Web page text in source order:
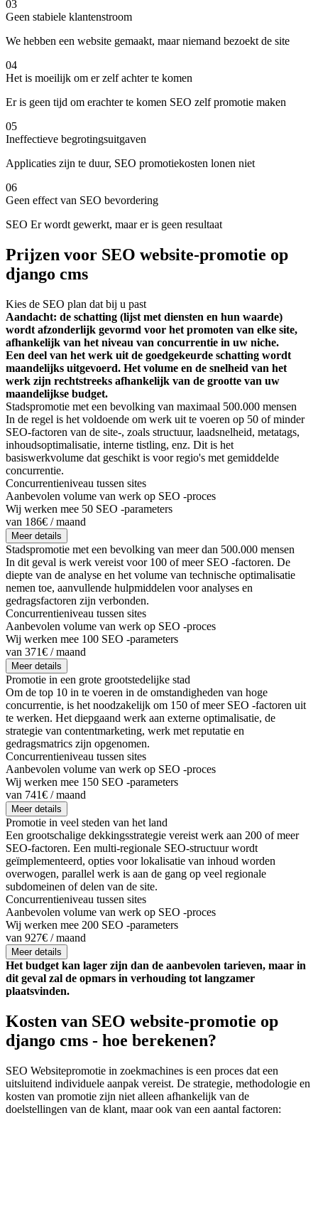
03
Geen stabiele klantenstroom
We hebben een website gemaakt, maar niemand bezoekt de site
04
Het is moeilijk om er zelf achter te komen
Er is geen tijd om erachter te komen SEO zelf promotie maken
05
Ineffectieve begrotingsuitgaven
Applicaties zijn te duur, SEO promotiekosten lonen niet
06
Geen effect van SEO bevordering
SEO Er wordt gewerkt, maar er is geen resultaat
Prijzen voor SEO website-promotie op
django cms
Kies de SEO plan dat bij u past
Aandacht: de schatting (lijst met diensten en hun waarde)
wordt afzonderlijk gevormd voor het promoten van elke site,
afhankelijk van het niveau van concurrentie in uw niche.
Een deel van het werk uit de goedgekeurde schatting wordt
maandelijks uitgevoerd. Het volume en de snelheid van het
werk zijn rechtstreeks afhankelijk van de grootte van uw
maandelijkse budget.
Stadspromotie met een bevolking van maximaal 500.000 mensen
In de regel is het voldoende om werk uit te voeren op 50 of minder
SEO-factoren van de site-, zoals structuur, laadsnelheid, metatags,
inhoudsoptimalisatie, interne tistling, enz. Dit is het
basiswerkvolume dat geschikt is voor regio's met gemiddelde
concurrentie.
Concurrentieniveau tussen sites
Aanbevolen volume van werk op SEO -proces
Wij werken mee 50 SEO -parameters
van 186€ / maand
Meer details
Stadspromotie met een bevolking van meer dan 500.000 mensen
In dit geval is werk vereist voor 100 of meer SEO -factoren. De
diepte van de analyse en het volume van technische optimalisatie
nemen toe, aanvullende hulpmiddelen voor analyses en
gedragsfactoren zijn verbonden.
Concurrentieniveau tussen sites
Aanbevolen volume van werk op SEO -proces
Wij werken mee 100 SEO -parameters
van 371€ / maand
Meer details
Promotie in een grote grootstedelijke stad
Om de top 10 in te voeren in de omstandigheden van hoge
concurrentie, is het noodzakelijk om 150 of meer SEO -factoren uit
te werken. Het diepgaand werk aan externe optimalisatie, de
strategie van contentmarketing, werk met reputatie en
gedragsmatrics zijn opgenomen.
Concurrentieniveau tussen sites
Aanbevolen volume van werk op SEO -proces
Wij werken mee 150 SEO -parameters
van 741€ / maand
Meer details
Promotie in veel steden van het land
Een grootschalige dekkingsstrategie vereist werk aan 200 of meer
SEO-factoren. Een multi-regionale SEO-structuur wordt
geïmplementeerd, opties voor lokalisatie van inhoud worden
overwogen, parallel werk is aan de gang op veel regionale
subdomeinen of delen van de site.
Concurrentieniveau tussen sites
Aanbevolen volume van werk op SEO -proces
Wij werken mee 200 SEO -parameters
van 927€ / maand
Meer details
Het budget kan lager zijn dan de aanbevolen tarieven, maar in
dit geval zal de opmars in verhouding tot langzamer
plaatsvinden.
Kosten van SEO website-promotie op
django cms - hoe berekenen?
SEO Websitepromotie in zoekmachines is een proces dat een
uitsluitend individuele aanpak vereist. De strategie, methodologie en
kosten van promotie zijn niet alleen afhankelijk van de
doelstellingen van de klant, maar ook van een aantal factoren: